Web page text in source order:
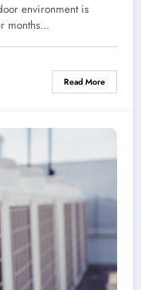
environment is
months…
Read More